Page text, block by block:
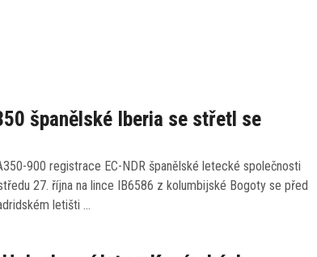
španělské Iberia se střetl se
900 registrace EC-NDR španělské letecké společnosti
27. října na lince IB6586 z kolumbijské Bogoty se před
letišti …